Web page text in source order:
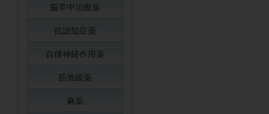
脳卒中治療薬
抗認知症薬
自律神経作用薬
筋弛緩薬
麻薬